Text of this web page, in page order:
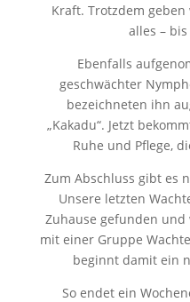
Kraft. Trotzdem
alles –
Ebenfalls
geschwächter
bezeichneten ihn
„Kakadu“. Jetzt
Ruhe und Pflege,
Zum Abschluss gibt es
Unsere letzten
Zuhause gefunden
mit einer Gruppe
beginnt damit ein
So endet ein